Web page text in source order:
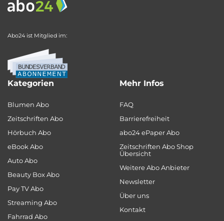
Abo24 ist Mitglied im:
Kategorien
Blumen Abo
Zeitschriften Abo
Hörbuch Abo
eBook Abo
Auto Abo
Beauty Box Abo
Pay TV Abo
Streaming Abo
Fahrrad Abo
Mehr Infos
FAQ
Barrierefreiheit
abo24 ePaper Abo
Zeitschriften Abo Shop
Übersicht
Weitere Abo Anbieter
Newsletter
Über uns
Kontakt